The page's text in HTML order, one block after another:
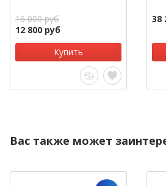
16 000 руб
12 800 руб
Купить
38
Вас также может